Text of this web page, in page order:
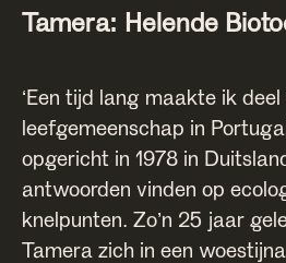
Tamera: Helende
‘Een tijd lang maakte ik
leefgemeenschap in
opgericht in 1978 in
antwoorden vinden op
knelpunten. Zo’n 25 jaar
Tamera zich in een